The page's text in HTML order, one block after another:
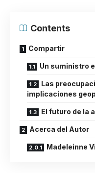
Contents
Compartir
Un suministro
Las
implicaciones
El futuro de la
Acerca del Autor
Madeleinne